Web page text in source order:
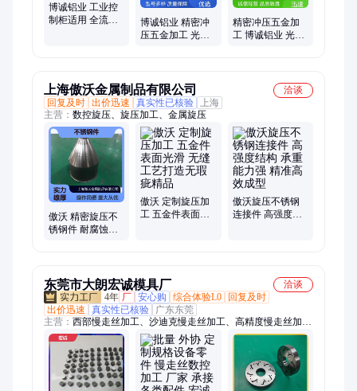
博诚铝业 工业控
制柜适用 全流程
博诚铝业 精密冲
压五金加工 光伏
精密冲压五金加
工 博诚铝业 光伏
上海傲沃金属制品有限公司
洽谈
回复及时 出价迅速 真实性已核验
上海
主营： 数控旋压、旋压加工、金属旋压
傲沃 精密旋压不
锈钢件 耐腐蚀抗
傲沃 定制旋压加
工 五金件表面光
傲沃旋压不锈钢
连接件 高强度结
东莞市大朗宏诚模具厂
洽谈
4年 厂 安心购 综合体验L0
回复及时
出价迅速
真实性已核验
广东东莞
主营： 西部慢走丝加工、沙迪克慢走丝加工、高精度慢走丝加
工、精密慢走丝加工、五金模具加工、精密零件加工、粉末冶金
模具加工、夏米尔慢走丝加工、塑胶模具加工、治具加工、齿轮
加工、异形加工、检具加工、夹具加工、合金零件加工、微细零
件加工、硬质合金加工工